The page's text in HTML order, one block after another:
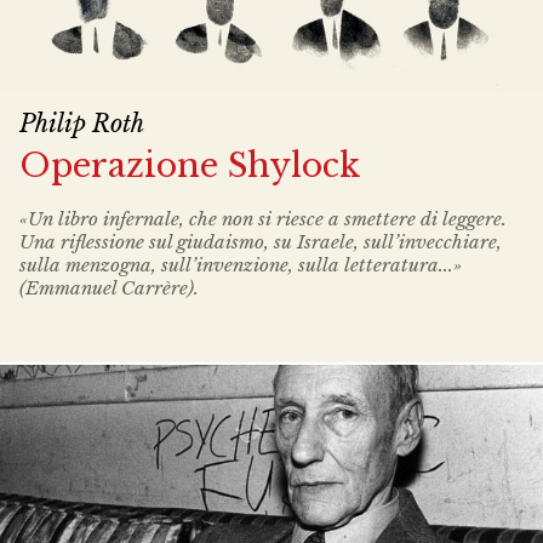
Philip Roth
Operazione Shylock
«Un libro infernale, che non si riesce a smettere di leggere.
Una riflessione sul giudaismo, su Israele, sull’invecchiare,
sulla menzogna, sull’invenzione, sulla letteratura...»
(Emmanuel Carrère).